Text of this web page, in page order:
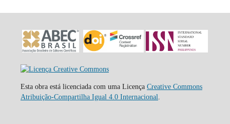
Esta obra está licenciada com uma Licença Creative Commons
Atribuição-Compartilha Igual 4.0 Internacional